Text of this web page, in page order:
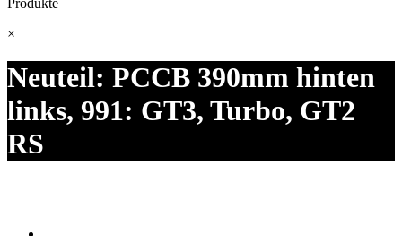
×
Neuteil: PCCB 390mm hinten
links, 991: GT3, Turbo, GT2
RS